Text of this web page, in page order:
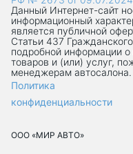
Данный Интернет-сaйт
информационный
является публичной
Статьи 437
подробной информации о
товаров и (или) услуг,
менеджерам автосалона.
Политика
конфиденциальности
ООО «МИР АВТО»